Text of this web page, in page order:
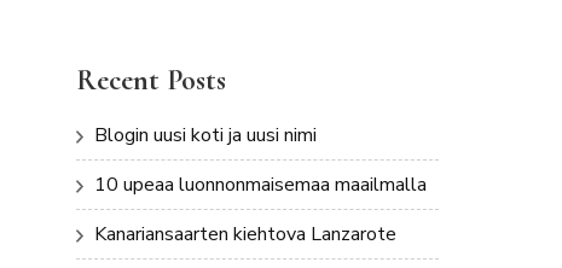
Recent Posts
Blogin uusi koti ja uusi nimi
10 upeaa luonnonmaisemaa maailmalla
Kanariansaarten kiehtova Lanzarote